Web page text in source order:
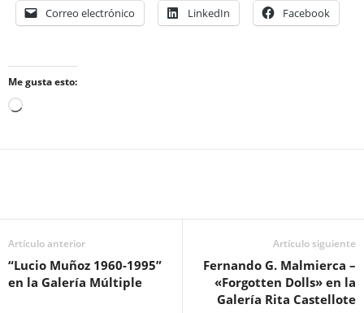
Correo electrónico LinkedIn Facebook
Me gusta esto:
Cargando...
Artículo anterior
“Lucio Muñoz 1960-1995”
en la Galería Múltiple
Artículo siguiente
Fernando G. Malmierca –
«Forgotten Dolls» en la
Galería Rita Castellote